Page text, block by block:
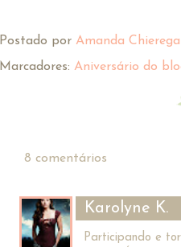
Postado por Amanda
Marcadores: Aniversário do
8 comentários
Karolyne K.
Participando e